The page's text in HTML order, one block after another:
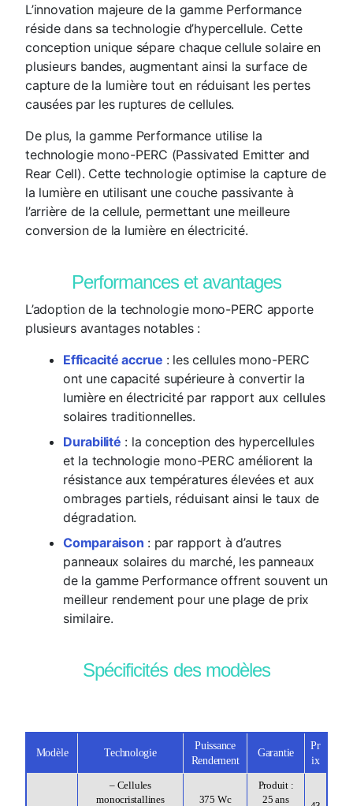
L’innovation majeure de la gamme Performance
réside dans sa technologie d’hypercellule. Cette
conception unique sépare chaque cellule solaire en
plusieurs bandes, augmentant ainsi la surface de
capture de la lumière tout en réduisant les pertes
causées par les ruptures de cellules.
De plus, la gamme Performance utilise la
technologie mono-PERC (Passivated Emitter and
Rear Cell). Cette technologie optimise la capture de
la lumière en utilisant une couche passivante à
l’arrière de la cellule, permettant une meilleure
conversion de la lumière en électricité.
Performances et avantages
L’adoption de la technologie mono-PERC apporte
plusieurs avantages notables :
Efficacité accrue : les cellules mono-PERC
ont une capacité supérieure à convertir la
lumière en électricité par rapport aux cellules
solaires traditionnelles.
Durabilité : la conception des hypercellules
et la technologie mono-PERC améliorent la
résistance aux températures élevées et aux
ombrages partiels, réduisant ainsi le taux de
dégradation.
Comparaison : par rapport à d’autres
panneaux solaires du marché, les panneaux
de la gamme Performance offrent souvent un
meilleur rendement pour une plage de prix
similaire.
Spécificités des modèles
Modèle Technologie
Puissance
Rendement
Garantie
Pr
ix
– Cellules
monocristallines
375 Wc
Produit :
25 ans